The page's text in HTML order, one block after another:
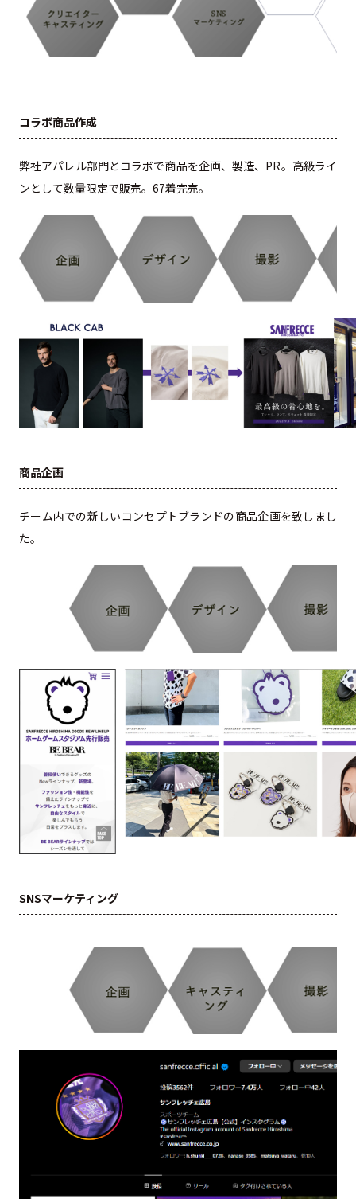
コラボ商品作成
弊社アパレル部門とコラボで商品を企画、製造、PR。高級ライ
ンとして数量限定で販売。67着完売。
商品企画
チーム内での新しいコンセプトブランドの商品企画を致しまし
た。
SNSマーケティング